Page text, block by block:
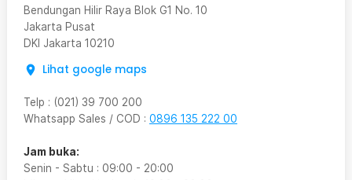
Bendungan Hilir Raya Blok G1 No. 10
Jakarta Pusat
DKI Jakarta 10210
Lihat google maps
Telp : (021) 39 700 200
Whatsapp Sales / COD : 0896 135 222 00
Jam buka:
Senin - Sabtu : 09:00 - 20:00